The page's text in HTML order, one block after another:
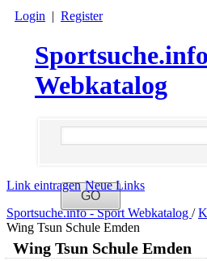
Login | Register
Webkatalog
Link eintragen Neue Links
Sportsuche.info - Sport Webkatalog /
Wing Tsun Schule Emden
Wing Tsun Schule Emden